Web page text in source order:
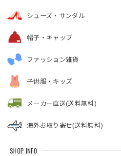
シューズ・サンダル
帽子・キャップ
ファッション雑貨
子供服・キッズ
メーカー直送(送料無料)
海外お取り寄せ(送料無料)
SHOP INFO